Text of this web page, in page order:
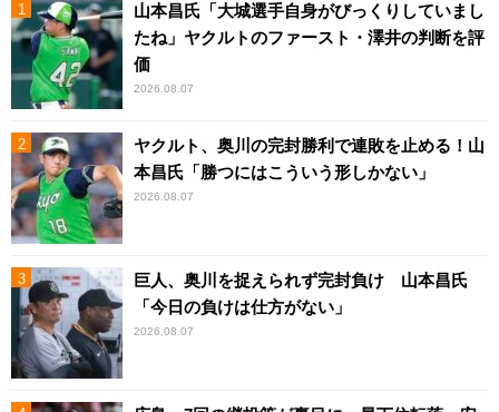
山本昌氏「大城選手自身がびっくりしていまし
たね」ヤクルトのファースト・澤井の判断を評
価
2026.08.07
ヤクルト、奥川の完封勝利で連敗を止める！山
本昌氏「勝つにはこういう形しかない」
2026.08.07
巨人、奥川を捉えられず完封負け 山本昌氏
「今日の負けは仕方がない」
2026.08.07